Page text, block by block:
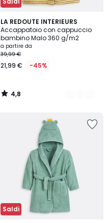
LA REDOUTE INTERIEURS
Accappatoio con cappuccio
bambino Malo 360 g/m2
a partire da
39,99 €
21,99 € -45%
4,8
/ 5
4
Colori
4,8
/
Saldi